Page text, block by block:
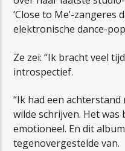
‘Close to Me’-
elektronische dance-
Ze zei: “Ik bracht veel
introspectief.
“Ik had een
wilde schrijven. Het
emotioneel. En dit
tegenovergestelde van.